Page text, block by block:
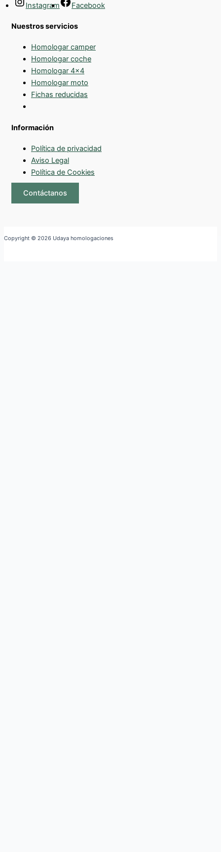
Instagram Facebook
Nuestros servicios
Homologar camper
Homologar coche
Homologar 4x4
Homologar moto
Fichas reducidas
Información
Política de privacidad
Aviso Legal
Política de Cookies
Contáctanos
Copyright © 2026 Udaya homologaciones